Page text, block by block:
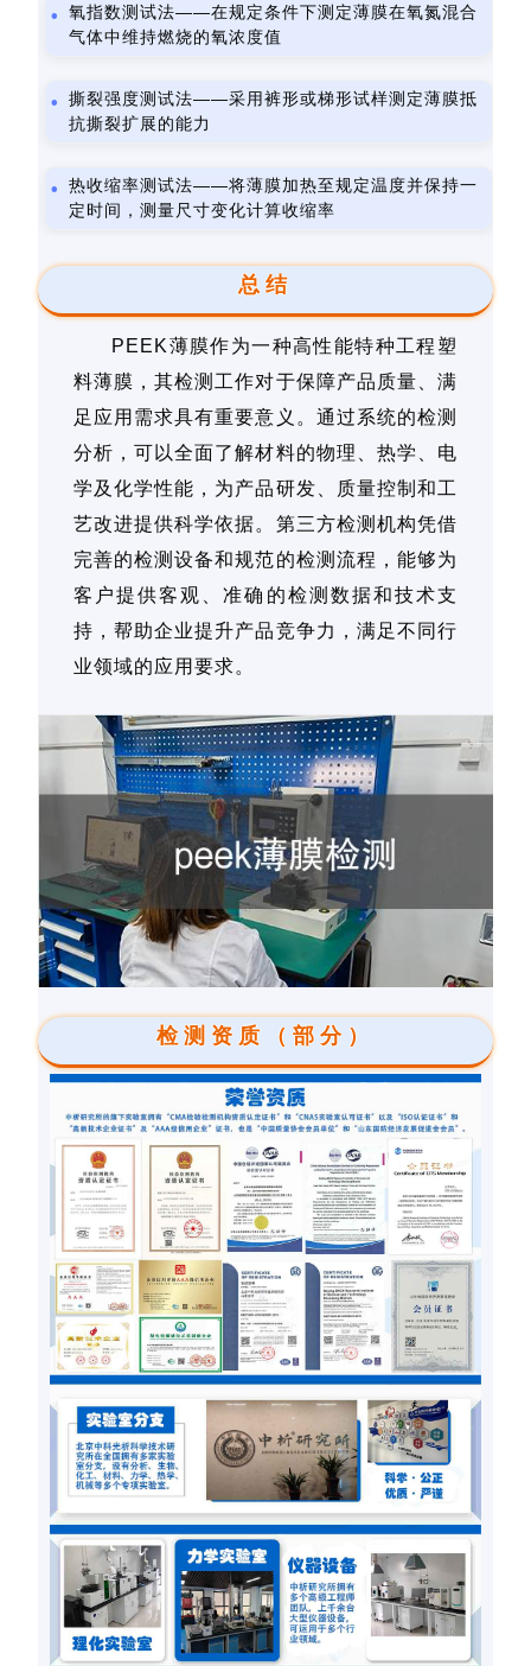
氧指数测试法——在规定条件下测定薄膜在氧氮混合
气体中维持燃烧的氧浓度值
撕裂强度测试法——采用裤形或梯形试样测定薄膜抵
抗撕裂扩展的能力
热收缩率测试法——将薄膜加热至规定温度并保持一
定时间，测量尺寸变化计算收缩率
总结
PEEK薄膜作为一种高性能特种工程塑
料薄膜，其检测工作对于保障产品质量、满
足应用需求具有重要意义。通过系统的检测
分析，可以全面了解材料的物理、热学、电
学及化学性能，为产品研发、质量控制和工
艺改进提供科学依据。第三方检测机构凭借
完善的检测设备和规范的检测流程，能够为
客户提供客观、准确的检测数据和技术支
持，帮助企业提升产品竞争力，满足不同行
业领域的应用要求。
检测资质（部分）